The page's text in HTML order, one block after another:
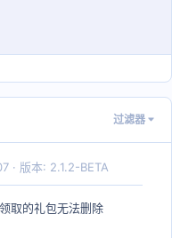
过滤器
版本: 2.1.2-BETA
取的礼包无法删除